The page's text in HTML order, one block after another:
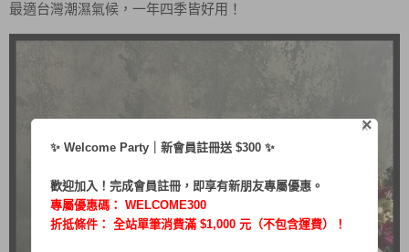
最適台灣潮濕氣候，一年四季皆好用！
×
X
✨ Welcome Party｜新會員註冊送 $300 ✨
歡迎加入！完成會員註冊，即享有新朋友專屬優惠。
專屬優惠碼： WELCOME300
折抵條件： 全站單筆消費滿 $1,000 元（不包含運費）！